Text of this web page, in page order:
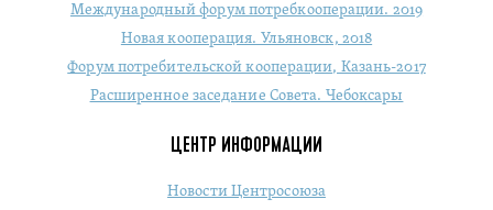
Международный форум потребкооперации. 2019
Новая кооперация. Ульяновск, 2018
Форум потребительской кооперации, Казань-2017
Расширенное заседание Совета. Чебоксары
ЦЕНТР ИНФОРМАЦИИ
Новости Центросоюза